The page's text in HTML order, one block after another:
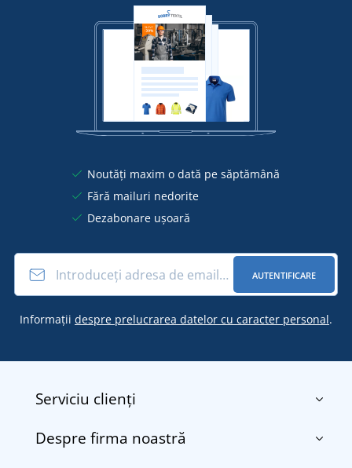
Noutăți maxim o dată pe săptămână
Fără mailuri nedorite
Dezabonare ușoară
AUTENTIFICARE
Informații despre prelucrarea datelor cu caracter personal.
Serviciu clienți
Contact
Despre firma noastră